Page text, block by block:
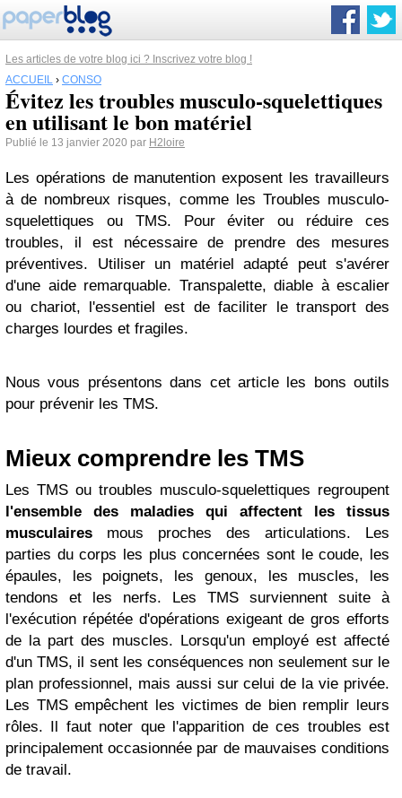
Les articles de votre blog ici ? Inscrivez votre blog !
ACCUEIL › CONSO
Évitez les troubles musculo-squelettiques
en utilisant le bon matériel
Publié le 13 janvier 2020 par H2loire
Les opérations de manutention exposent les travailleurs
à de nombreux risques, comme les Troubles musculo-
squelettiques ou TMS. Pour éviter ou réduire ces
troubles, il est nécessaire de prendre des mesures
préventives. Utiliser un matériel adapté peut s'avérer
d'une aide remarquable. Transpalette, diable à escalier
ou chariot, l'essentiel est de faciliter le transport des
charges lourdes et fragiles.
Nous vous présentons dans cet article les bons outils
pour prévenir les TMS.
Mieux comprendre les TMS
Les TMS ou troubles musculo-squelettiques regroupent
l'ensemble des maladies qui affectent les tissus
musculaires mous proches des articulations. Les
parties du corps les plus concernées sont le coude, les
épaules, les poignets, les genoux, les muscles, les
tendons et les nerfs. Les TMS surviennent suite à
l'exécution répétée d'opérations exigeant de gros efforts
de la part des muscles. Lorsqu'un employé est affecté
d'un TMS, il sent les conséquences non seulement sur le
plan professionnel, mais aussi sur celui de la vie privée.
Les TMS empêchent les victimes de bien remplir leurs
rôles. Il faut noter que l'apparition de ces troubles est
principalement occasionnée par de mauvaises conditions
de travail.